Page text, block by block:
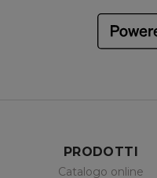
PRODOTTI
Catalogo online